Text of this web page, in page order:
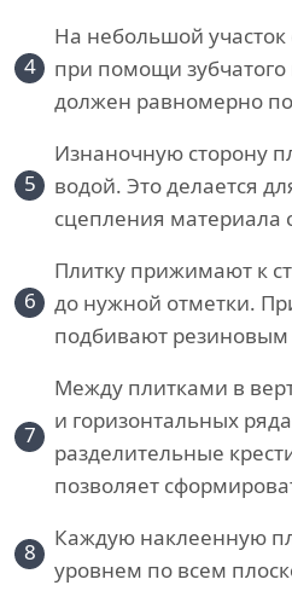
4
На небольшой участок
при помощи
должен равномерно
5
Изнаночную сторону
водой. Это делается
сцепления материала
6
Плитку прижимают к
до нужной отметки.
подбивают
7
Между плитками в
и горизонтальных
разделительные
позволяет
8
Каждую наклеенную
уровнем по всем